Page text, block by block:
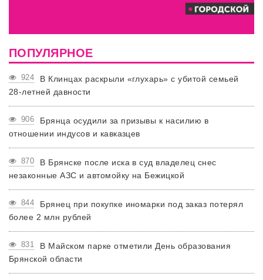
ПОПУЛЯРНОЕ
924
В Клинцах раскрыли «глухарь» с убитой семьей
28-летней давности
906
Брянца осудили за призывы к насилию в
отношении индусов и кавказцев
870
В Брянске после иска в суд владелец снес
незаконные АЗС и автомойку на Бежицкой
844
Брянец при покупке иномарки под заказ потерял
более 2 млн рублей
831
В Майском парке отметили День образования
Брянской области